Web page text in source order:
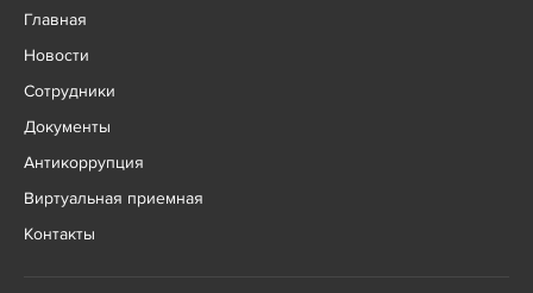
Главная
Новости
Сотрудники
Документы
Антикоррупция
Виртуальная приемная
Контакты